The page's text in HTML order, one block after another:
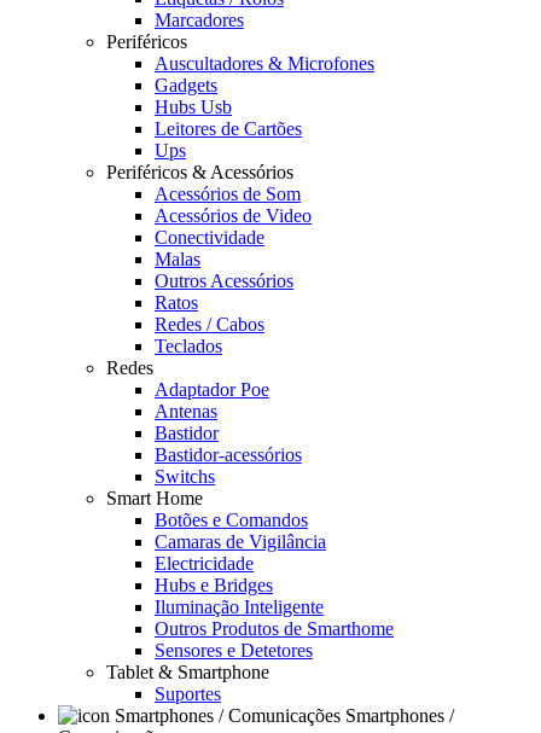
Marcadores
Periféricos
Auscultadores & Microfones
Gadgets
Hubs Usb
Leitores de Cartões
Ups
Periféricos & Acessórios
Acessórios de Som
Acessórios de Video
Conectividade
Malas
Outros Acessórios
Ratos
Redes / Cabos
Teclados
Redes
Adaptador Poe
Antenas
Bastidor
Bastidor-acessórios
Switchs
Smart Home
Botões e Comandos
Camaras de Vigilância
Electricidade
Hubs e Bridges
Iluminação Inteligente
Outros Produtos de Smarthome
Sensores e Detetores
Tablet & Smartphone
Suportes
Smartphones /